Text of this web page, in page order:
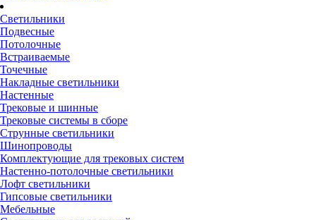
Светильники
Подвесные
Потолочные
Встраиваемые
Точечные
Накладные светильники
Настенные
Трековые и шинные
Трековые системы в сборе
Струнные светильники
Шинопроводы
Комплектующие для трековых систем
Настенно-потолочные светильники
Лофт светильники
Гипсовые светильники
Мебельные